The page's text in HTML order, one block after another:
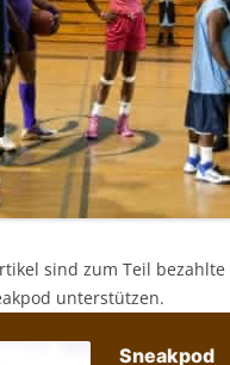
sind zum Teil
unterstützen.